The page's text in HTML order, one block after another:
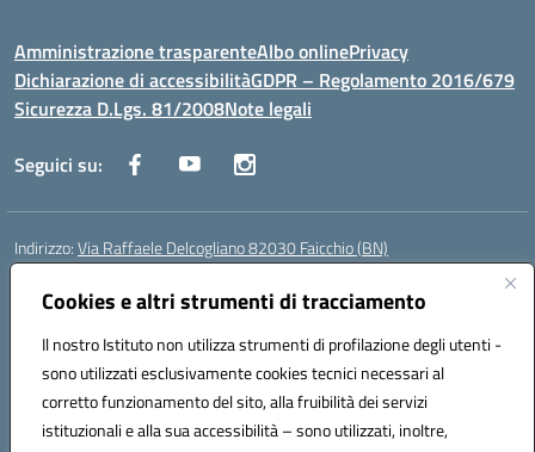
Cookies e altri strumenti di tracciamento
Il nostro Istituto non utilizza strumenti di profilazione degli utenti -
sono utilizzati esclusivamente cookies tecnici necessari al
corretto funzionamento del sito, alla fruibilità dei servizi
istituzionali e alla sua accessibilità – sono utilizzati, inoltre,
Amministrazione trasparenteAlbo onlinePrivacy
Dichiarazione di accessibilitàGDPR – Regolamento 2016/679
Sicurezza D.Lgs. 81/2008Note legali
Seguici su:
Indirizzo:Via Raffaele Delcogliano 82030 Faicchio (BN)
Centralino:
Posta elettronica certificata (PEC):bnis02300v@pec.istruzione.it
Codice fiscale: 90003320620
Codice meccanografico:BNIS02300V
Codice Indice delle Pubbliche Amministrazioni (IPA): istsc_bnis02300v
Codice unico di fatturazione (CUF): UFQEG8